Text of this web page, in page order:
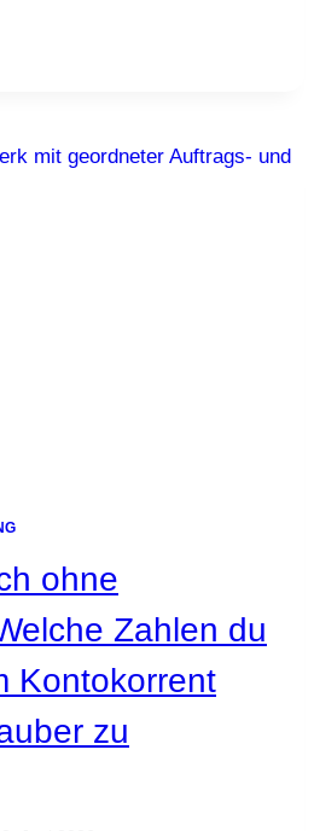
ohne
Zahlen du
Kontokorrent
zu